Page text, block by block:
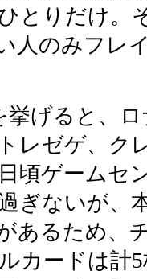
とりだけ。
人のみフレ
げると、
レゼゲ、ク
頃ゲームセ
ぎないが、
あるため、
カードは計